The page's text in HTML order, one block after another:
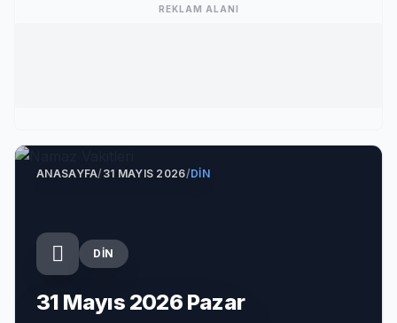
REKLAM ALANI
ANASAYFA/31 MAYIS 2026/DIN
DIN
31 Mayıs 2026 Pazar